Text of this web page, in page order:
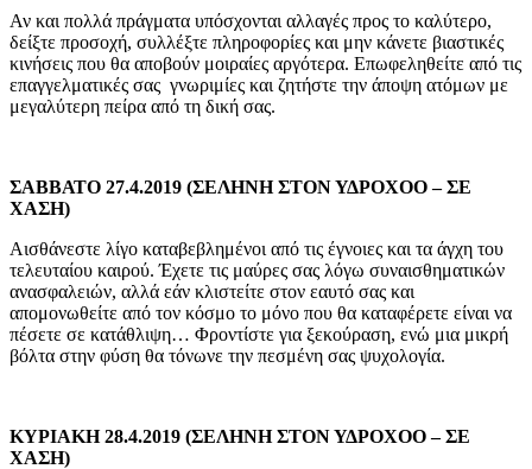
Αν και πολλά πράγματα υπόσχονται αλλαγές προς το καλύτερο,
δείξτε προσοχή, συλλέξτε πληροφορίες και μην κάνετε βιαστικές
κινήσεις που θα αποβούν μοιραίες αργότερα. Επωφεληθείτε από τις
επαγγελματικές σας γνωριμίες και ζητήστε την άποψη ατόμων με
μεγαλύτερη πείρα από τη δική σας.
ΣΑΒΒΑΤΟ 27.4.2019 (ΣΕΛΗΝΗ ΣΤΟΝ ΥΔΡΟΧΟΟ – ΣΕ
ΧΑΣΗ)
Αισθάνεστε λίγο καταβεβλημένοι από τις έγνοιες και τα άγχη του
τελευταίου καιρού. Έχετε τις μαύρες σας λόγω συναισθηματικών
ανασφαλειών, αλλά εάν κλιστείτε στον εαυτό σας και
απομονωθείτε από τον κόσμο το μόνο που θα καταφέρετε είναι να
πέσετε σε κατάθλιψη… Φροντίστε για ξεκούραση, ενώ μια μικρή
βόλτα στην φύση θα τόνωνε την πεσμένη σας ψυχολογία.
ΚΥΡΙΑΚΗ 28.4.2019 (ΣΕΛΗΝΗ ΣΤΟΝ ΥΔΡΟΧΟΟ – ΣΕ
ΧΑΣΗ)